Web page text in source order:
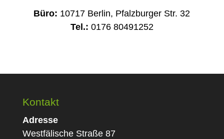
Büro: 10717 Berlin, Pfalzburger Str. 32
Tel.: 0176 80491252
Kontakt
Adresse
Westfälische Straße 87